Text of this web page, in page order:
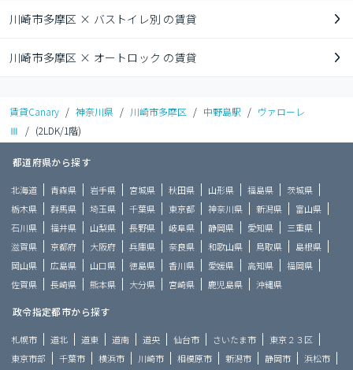
川崎市多摩区 × バストイレ別 の賃貸
川崎市多摩区 × オートロック の賃貸
賃貸Canary / 神奈川県 / 川崎市多摩区 / 中野島駅 / ヴァローレ
Ⅲ
/ (2LDK/1階)
都道府県から探す
北海道 青森県 岩手県 宮城県 秋田県 山形県 福島県
茨城県
栃木県
群馬県 埼玉県 千葉県 東京都 神奈川県 新潟県
富山県
石川県
福井県 山梨県 長野県 岐阜県 静岡県 愛知県
三重県
滋賀県
京都府 大阪府 兵庫県 奈良県 和歌山県 鳥取県
島根県
岡山県
広島県 山口県 徳島県 香川県 愛媛県 高知県
福岡県
佐賀県
長崎県 熊本県 大分県 宮崎県 鹿児島県 沖縄県
政令指定都市から探す
札幌市 道北 道東 道南 道央 仙台市 さいたま市
東京２３区
東京市部
千葉市 横浜市 川崎市 相模原市 新潟市 静岡市
浜松市